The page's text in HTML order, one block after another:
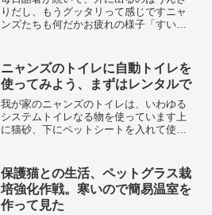
りだし、もうグッタリって感じですニャ
ンズたちも何だかお疲れの様子「すい」
(◎_◎;)「むぎ」はドアのストッパーを枕
に寝そべってるごはんは...
ニャンズのトイレに自動トイレを
使ってみよう、まずはレンタルで
我が家のニャンズのトイレは、いわゆる
システムトイレなる物を使っています上
に猫砂、下にペットシートを入れて使う
稀にカーペットやソファで失敗しちゃう
事があるんですほぼ「むぎ...
保護猫との生活、ペットグラス栽
培強化作戦。寒いので簡易温室を
作って見た